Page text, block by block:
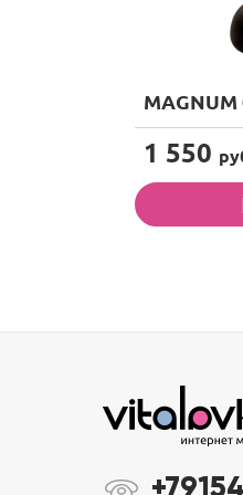
MAGNUM
1 550